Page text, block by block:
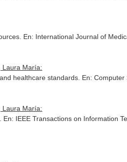
En: International Journal of
Laura María:
healthcare standards. En: Computer
Laura María:
En: IEEE Transactions on Information